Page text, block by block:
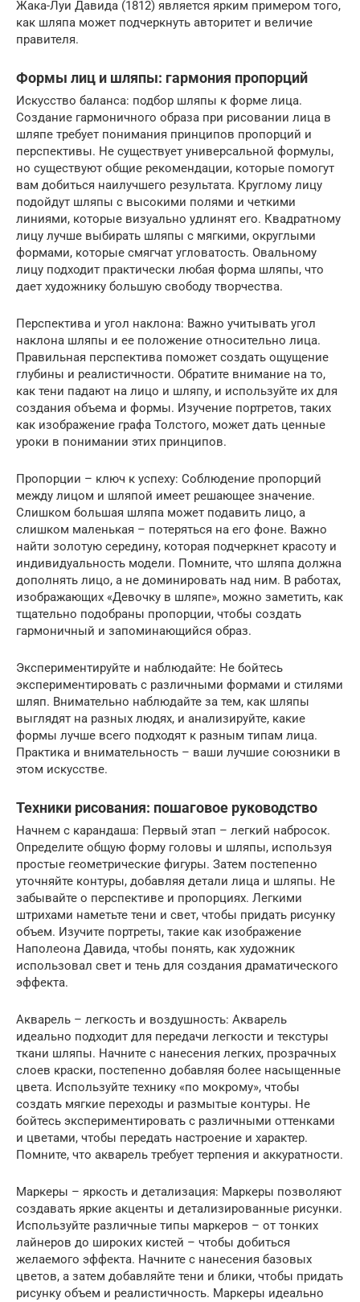
Жака-Луи Давида (1812) является ярким примером того,
как шляпа может подчеркнуть авторитет и величие
правителя.
Формы лиц и шляпы: гармония пропорций
Искусство баланса: подбор шляпы к форме лица.
Создание гармоничного образа при рисовании лица в
шляпе требует понимания принципов пропорций и
перспективы. Не существует универсальной формулы,
но существуют общие рекомендации, которые помогут
вам добиться наилучшего результата. Круглому лицу
подойдут шляпы с высокими полями и четкими
линиями, которые визуально удлинят его. Квадратному
лицу лучше выбирать шляпы с мягкими, округлыми
формами, которые смягчат угловатость. Овальному
лицу подходит практически любая форма шляпы, что
дает художнику большую свободу творчества.
Перспектива и угол наклона: Важно учитывать угол
наклона шляпы и ее положение относительно лица.
Правильная перспектива поможет создать ощущение
глубины и реалистичности. Обратите внимание на то,
как тени падают на лицо и шляпу, и используйте их для
создания объема и формы. Изучение портретов, таких
как изображение графа Толстого, может дать ценные
уроки в понимании этих принципов.
Пропорции – ключ к успеху: Соблюдение пропорций
между лицом и шляпой имеет решающее значение.
Слишком большая шляпа может подавить лицо, а
слишком маленькая – потеряться на его фоне. Важно
найти золотую середину, которая подчеркнет красоту и
индивидуальность модели. Помните, что шляпа должна
дополнять лицо, а не доминировать над ним. В работах,
изображающих «Девочку в шляпе», можно заметить, как
тщательно подобраны пропорции, чтобы создать
гармоничный и запоминающийся образ.
Экспериментируйте и наблюдайте: Не бойтесь
экспериментировать с различными формами и стилями
шляп. Внимательно наблюдайте за тем, как шляпы
выглядят на разных людях, и анализируйте, какие
формы лучше всего подходят к разным типам лица.
Практика и внимательность – ваши лучшие союзники в
этом искусстве.
Техники рисования: пошаговое руководство
Начнем с карандаша: Первый этап – легкий набросок.
Определите общую форму головы и шляпы, используя
простые геометрические фигуры. Затем постепенно
уточняйте контуры, добавляя детали лица и шляпы. Не
забывайте о перспективе и пропорциях. Легкими
штрихами наметьте тени и свет, чтобы придать рисунку
объем. Изучите портреты, такие как изображение
Наполеона Давида, чтобы понять, как художник
использовал свет и тень для создания драматического
эффекта.
Акварель – легкость и воздушность: Акварель
идеально подходит для передачи легкости и текстуры
ткани шляпы. Начните с нанесения легких, прозрачных
слоев краски, постепенно добавляя более насыщенные
цвета. Используйте технику «по мокрому», чтобы
создать мягкие переходы и размытые контуры. Не
бойтесь экспериментировать с различными оттенками
и цветами, чтобы передать настроение и характер.
Помните, что акварель требует терпения и аккуратности.
Маркеры – яркость и детализация: Маркеры позволяют
создавать яркие акценты и детализированные рисунки.
Используйте различные типы маркеров – от тонких
лайнеров до широких кистей – чтобы добиться
желаемого эффекта. Начните с нанесения базовых
цветов, а затем добавляйте тени и блики, чтобы придать
рисунку объем и реалистичность. Маркеры идеально